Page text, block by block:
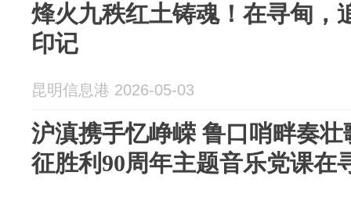
烽火九秩红土铸魂！在寻甸，
印记
昆明信息港 2026-05-03
沪滇携手忆峥嵘 鲁口哨畔奏
征胜利90周年主题音乐党课在